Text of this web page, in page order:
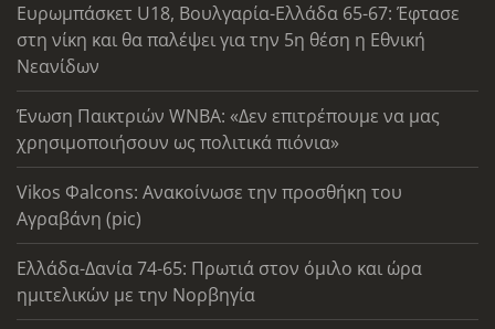
Ευρωμπάσκετ U18, Βουλγαρία-Ελλάδα 65-67: Έφτασε
στη νίκη και θα παλέψει για την 5η θέση η Εθνική
Νεανίδων
Ένωση Παικτριών WNBA: «Δεν επιτρέπουμε να μας
χρησιμοποιήσουν ως πολιτικά πιόνια»
Vikos Φalcons: Ανακοίνωσε την προσθήκη του
Αγραβάνη (pic)
Ελλάδα-Δανία 74-65: Πρωτιά στον όμιλο και ώρα
ημιτελικών με την Νορβηγία